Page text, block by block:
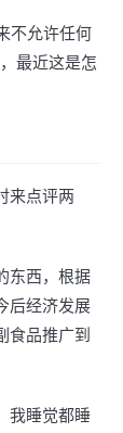
不允许任何
最近这是怎
来点评两
东西，根据
后经济发展
食品推广到
我睡觉都睡